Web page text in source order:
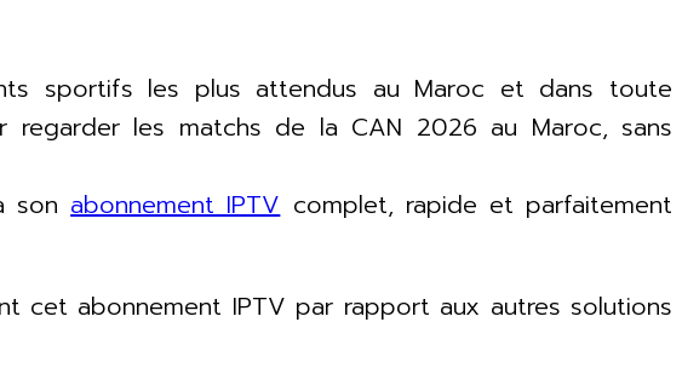
sportifs les plus attendus au Maroc et dans toute
regarder les matchs de la CAN 2026 au Maroc, sans
sonabonnement IPTVcomplet, rapide et parfaitement
cet abonnement IPTV par rapport aux autres solutions